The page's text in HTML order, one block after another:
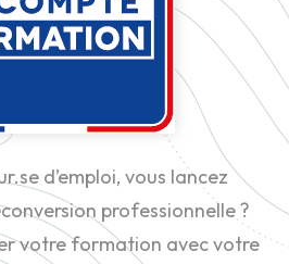
d’emploi, vous lancez
professionnelle ?
votre formation avec votre